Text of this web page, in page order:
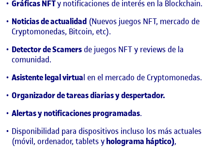
Gráficas NFTy notificaciones de interés en la Blockchain.
Noticias de actualidad (Nuevos juegos NFT, mercado de
Cryptomonedas, Bitcoin, etc).
Detector de Scamers de juegos NFT y reviews de la
comunidad.
Asistente legal virtual en el mercado de Cryptomonedas.
Organizador de tareas diarias y despertador.
Alertas y notificaciones programadas.
Disponibilidad para dispositivos incluso los más actuales
(móvil, ordenador, tablets yholograma háptico),